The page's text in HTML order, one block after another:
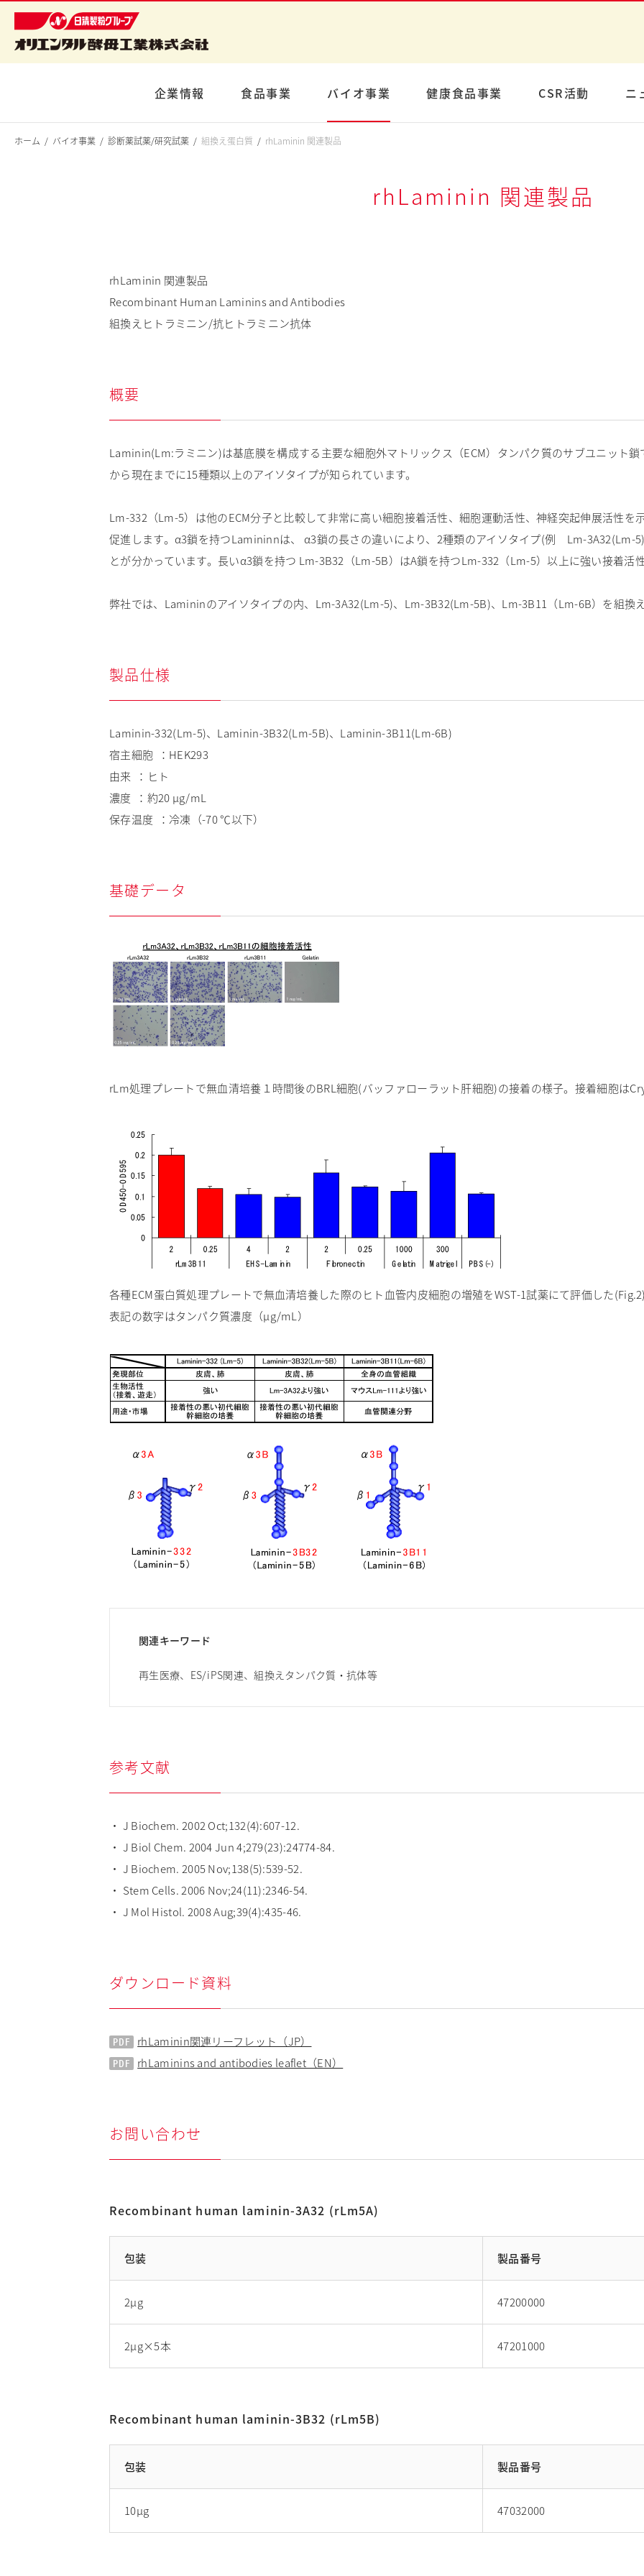
企業情報 食品事業 バイオ事業 健康食品事業 CSR活動 ニ
ホーム バイオ事業 診断薬試薬/研究試薬 組換え蛋白質 rhLaminin 関連製品
rhLaminin 関連製品
rhLaminin 関連製品
Recombinant Human Laminins and Antibodies
組換えヒトラミニン/抗ヒトラミニン抗体
概要
Laminin(Lm:ラミニン)は基底膜を構成する主要な細胞外マトリックス（ECM）タンパク質のサブユニット
から現在までに15種類以上のアイソタイプが知られています。
Lm-332（Lm-5）は他のECM分子と比較して非常に高い細胞接着活性、細胞運動活性、神経突起伸展活性を
促進します。α3鎖を持つLamininnは、 α3鎖の長さの違いにより、2種類のアイソタイプ(例 Lm-3A32(Lm-
とが分かっています。長いα3鎖を持つ Lm-3B32（Lm-5B）はA鎖を持つLm-332（Lm-5）以上に強い接着活
弊社では、Lamininのアイソタイプの内、Lm-3A32(Lm-5)、Lm-3B32(Lm-5B)、Lm-3B11（Lm-6B）を組換
製品仕様
Laminin-332(Lm-5)、Laminin-3B32(Lm-5B)、Laminin-3B11(Lm-6B)
宿主細胞 ：HEK293
由来 ：ヒト
濃度 ：約20 μg/mL
保存温度 ：冷凍（-70 ℃以下）
基礎データ
rLm処理プレートで無血清培養１時間後のBRL細胞(バッファローラット肝細胞)の接着の様子。接着細胞は
各種ECM蛋白質処理プレートで無血清培養した際のヒト血管内皮細胞の増殖をWST-1試薬にて評価した
表記の数字はタンパク質濃度（μg/mL）
関連キーワード
再生医療、ES/iPS関連、組換えタンパク質・抗体等
参考文献
・ J Biochem. 2002 Oct;132(4):607-12.
・ J Biol Chem. 2004 Jun 4;279(23):24774-84.
・ J Biochem. 2005 Nov;138(5):539-52.
・ Stem Cells. 2006 Nov;24(11):2346-54.
・ J Mol Histol. 2008 Aug;39(4):435-46.
ダウンロード資料
rhLaminin関連リーフレット（JP）
rhLaminins and antibodies leaflet（EN）
お問い合わせ
Recombinant human laminin-3A32 (rLm5A)
包装 製品番号
2μg 47200000
2μg×5本 47201000
Recombinant human laminin-3B32 (rLm5B)
包装 製品番号
10μg 47032000